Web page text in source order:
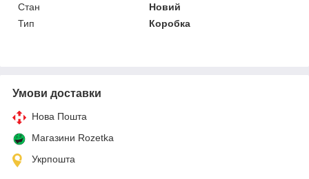
Стан
Новий
Тип
Коробка
Умови доставки
Нова Пошта
Магазини Rozetka
Укрпошта